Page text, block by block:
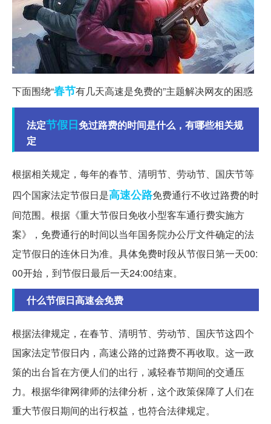
下面围绕“春节有几天高速是免费的”主题解决网友的困惑
法定节假日免过路费的时间是什么，有哪些相关规
定
根据相关规定，每年的春节、清明节、劳动节、国庆节等
四个国家法定节假日是高速公路免费通行不收过路费的时
间范围。根据《重大节假日免收小型客车通行费实施方
案》，免费通行的时间以当年国务院办公厅文件确定的法
定节假日的连休日为准。具体免费时段从节假日第一天00:
00开始，到节假日最后一天24:00结束。
什么节假日高速会免费
根据法律规定，在春节、清明节、劳动节、国庆节这四个
国家法定节假日内，高速公路的过路费不再收取。这一政
策的出台旨在方便人们的出行，减轻春节期间的交通压
力。根据华律网律师的法律分析，这个政策保障了人们在
重大节假日期间的出行权益，也符合法律规定。